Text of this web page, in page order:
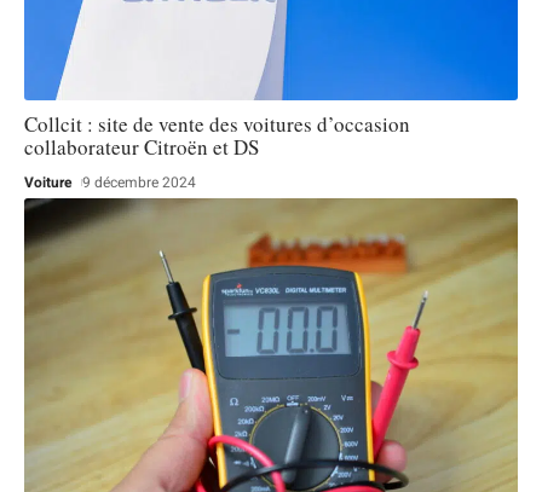
Collcit : site de vente des voitures d’occasion
collaborateur Citroën et DS
Voiture 9 décembre 2024